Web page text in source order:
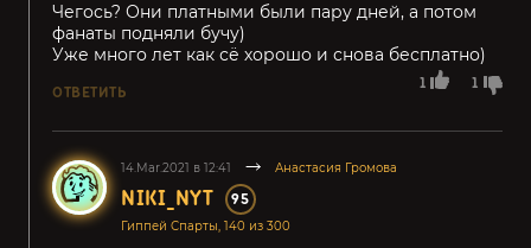
1 1
Чегось? Они платными были пару дней, а потом
фанаты подняли бучу)
Уже много лет как сё хорошо и снова бесплатно)
ОТВЕТИТЬ
14.Mar.2021 в 12:41 Анастасия Громова
NIKI_NYT 95
Гиппей Спарты, 140 из 300